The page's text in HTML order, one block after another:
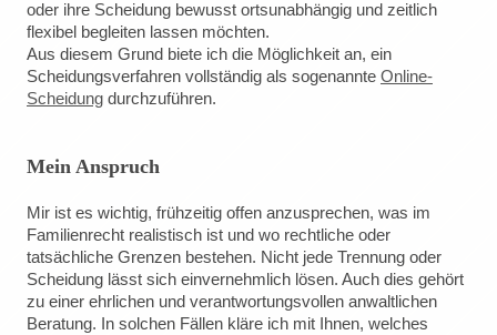
oder ihre Scheidung bewusst ortsunabhängig und zeitlich
flexibel begleiten lassen möchten.
Aus diesem Grund biete ich die Möglichkeit an, ein
Scheidungsverfahren vollständig als sogenannte Online-
Scheidung durchzuführen.
Mein Anspruch
Mir ist es wichtig, frühzeitig offen anzusprechen, was im
Familienrecht realistisch ist und wo rechtliche oder
tatsächliche Grenzen bestehen. Nicht jede Trennung oder
Scheidung lässt sich einvernehmlich lösen. Auch dies gehört
zu einer ehrlichen und verantwortungsvollen anwaltlichen
Beratung. In solchen Fällen kläre ich mit Ihnen, welches